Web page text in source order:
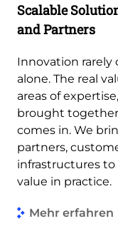
Scalable
and Partners
Innovation rarely
alone. The real
areas of
brought
comes in. We
partners,
infrastructures
value in practice.
Mehr erfahren